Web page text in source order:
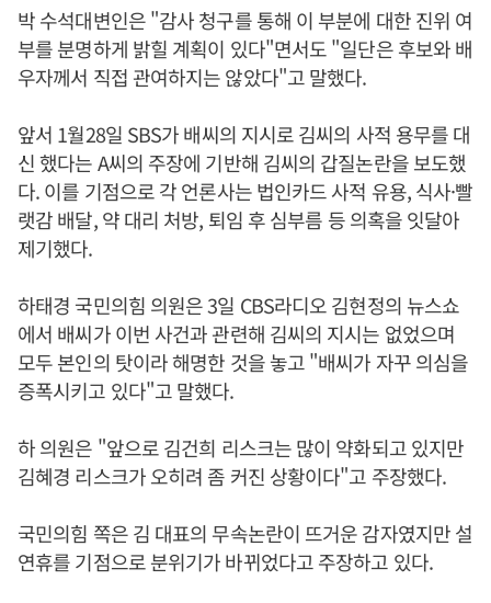
박 수석대변인은 "감사 청구를 통해 이 부분에 대한 진위 여
부를 분명하게 밝힐 계획이 있다"면서도 "일단은 후보와 배
우자께서 직접 관여하지는 않았다"고 말했다.
앞서 1월28일 SBS가 배씨의 지시로 김씨의 사적 용무를 대
신 했다는 A씨의 주장에 기반해 김씨의 갑질논란을 보도했
다. 이를 기점으로 각 언론사는 법인카드 사적 유용, 식사·빨
랫감 배달, 약 대리 처방, 퇴임 후 심부름 등 의혹을 잇달아
제기했다.
하태경 국민의힘 의원은 3일 CBS라디오 김현정의 뉴스쇼
에서 배씨가 이번 사건과 관련해 김씨의 지시는 없었으며
모두 본인의 탓이라 해명한 것을 놓고 "배씨가 자꾸 의심을
증폭시키고 있다"고 말했다.
하 의원은 "앞으로 김건희 리스크는 많이 약화되고 있지만
김혜경 리스크가 오히려 좀 커진 상황이다"고 주장했다.
국민의힘 쪽은 김 대표의 무속논란이 뜨거운 감자였지만 설
연휴를 기점으로 분위기가 바뀌었다고 주장하고 있다.